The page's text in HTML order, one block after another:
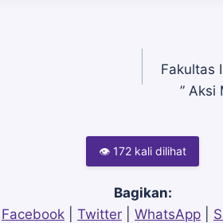
Fakultas
” Aksi
👁 172 kali dilihat
Bagikan:
Facebook
Twitter WhatsApp